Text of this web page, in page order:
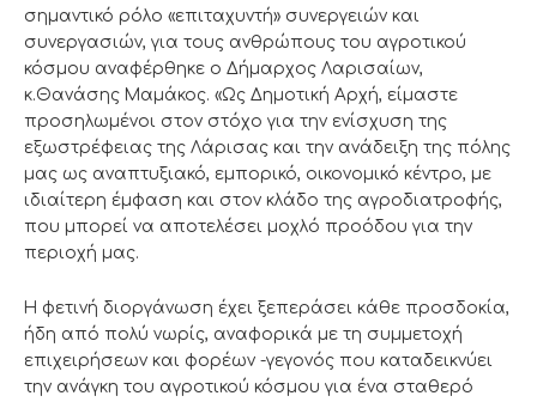
σημαντικό ρόλο «επιταχυντή» συνεργειών και
συνεργασιών, για τους ανθρώπους του αγροτικού
κόσμου αναφέρθηκε ο Δήμαρχος Λαρισαίων,
κ.Θανάσης Μαμάκος. «Ως Δημοτική Αρχή, είμαστε
προσηλωμένοι στον στόχο για την ενίσχυση της
εξωστρέφειας της Λάρισας και την ανάδειξη της πόλης
μας ως αναπτυξιακό, εμπορικό, οικονομικό κέντρο, με
ιδιαίτερη έμφαση και στον κλάδο της αγροδιατροφής,
που μπορεί να αποτελέσει μοχλό προόδου για την
περιοχή μας.
Η φετινή διοργάνωση έχει ξεπεράσει κάθε προσδοκία,
ήδη από πολύ νωρίς, αναφορικά με τη συμμετοχή
επιχειρήσεων και φορέων -γεγονός που καταδεικνύει
την ανάγκη του αγροτικού κόσμου για ένα σταθερό